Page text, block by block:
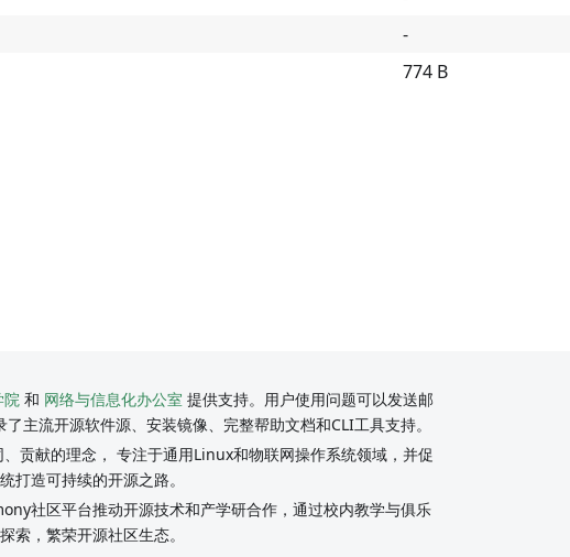
-
774 B
院 和 网络与信息化办公室 提供支持。用户使用问题可以发送邮
主流开源软件源、安装镜像、完整帮助文档和CLI工具支持。
贡献的理念， 专注于通用Linux和物联网操作系统领域，并促
打造可持续的开源之路。
社区平台推动开源技术和产学研合作，通过校内教学与俱乐
索，繁荣开源社区生态。